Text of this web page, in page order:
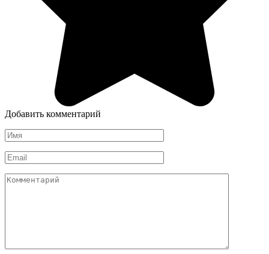
Добавить комментарий
Имя
*
Email
*
Комментарий